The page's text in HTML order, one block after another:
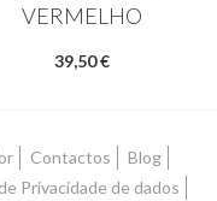
VERMELHO
39,50 €
Contactos
Blog
Privacidade de dados